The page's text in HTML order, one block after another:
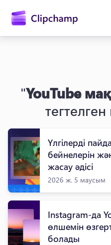
Жүйеге кіру
Тегін қолданып
"YouTube
Үлгілерді
бейнелерін
жасау әдісі
2026 ж. 5 маусым
Instagram-да
өлшемін
болады